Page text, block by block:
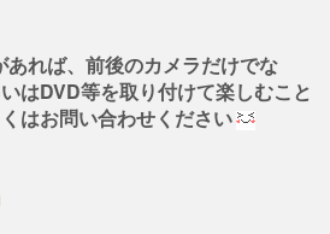
れば、前後のカメラだけでな
はDVD等を取り付けて楽しむこと
はお問い合わせください